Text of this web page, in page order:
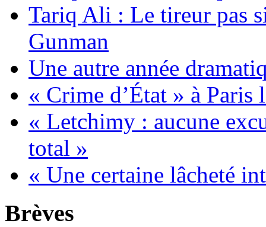
Tariq Ali : Le tireur pas
Gunman
Une autre année
« Crime d’État » à Paris
« Letchimy : aucune
total »
« Une certaine lâcheté
Brèves